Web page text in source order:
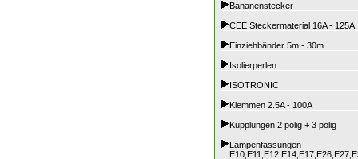
Bananenstecker
CEE Steckermaterial 16A - 125A
Einziehbänder 5m - 30m
Isolierperlen
ISOTRONIC
Klemmen 2.5A - 100A
Kupplungen 2 polig + 3 polig
Lampenfassungen